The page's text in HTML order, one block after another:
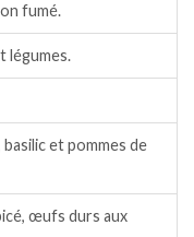
fumé.
légumes.
et pommes de
œufs durs aux